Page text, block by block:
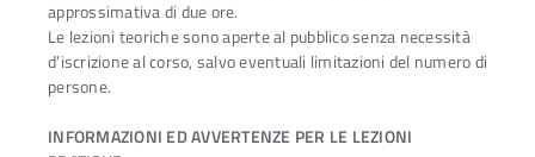
approssimativa di due ore.
Le lezioni teoriche sono aperte al pubblico senza necessità
d’iscrizione al corso, salvo eventuali limitazioni del numero di
persone.
INFORMAZIONI ED AVVERTENZE PER LE LEZIONI